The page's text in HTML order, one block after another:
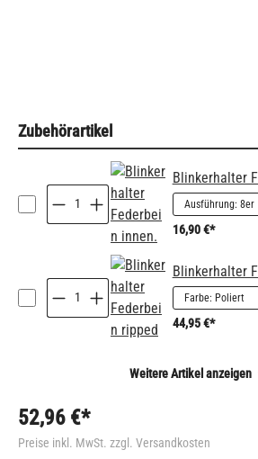
Zubehörartikel
Blinkerhalter
16,90 €*
Blinkerhalter
44,95 €*
Weitere Artikel anzeigen
52,96 €*
Preise inkl. MwSt. zzgl. Versandkosten